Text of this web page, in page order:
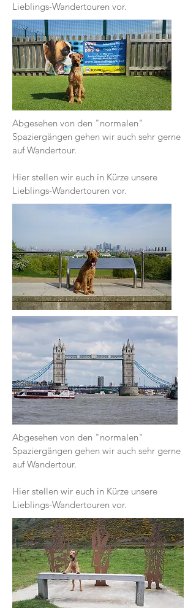
Lieblings-Wandertouren vor.
Abgesehen von den "normalen"
Spaziergängen gehen wir auch sehr gerne
auf Wandertour.
Hier stellen wir euch in Kürze unsere
Lieblings-Wandertouren vor.
Abgesehen von den "normalen"
Spaziergängen gehen wir auch sehr gerne
auf Wandertour.
Hier stellen wir euch in Kürze unsere
Lieblings-Wandertouren vor.